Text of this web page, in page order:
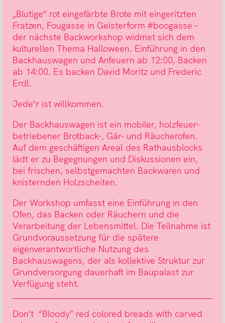
„Blutige“ rot eingefärbte Brote mit eingeritzten
Fratzen, Fougasse in Geisterform #boogasse –
der nächste Backworkshop widmet sich dem
kulturellen Thema Halloween. Einführung in den
Backhauswagen und Anfeuern ab 12:00, Backen
ab 14:00. Es backen David Moritz und Frederic
Erdl.
Jede*r ist willkommen.
Der Backhauswagen ist ein mobiler, holzfeuer-
betriebener Brotback-, Gär- und Räucherofen.
Auf dem geschäftigen Areal des Rathausblocks
lädt er zu Begegnungen und Diskussionen ein,
bei frischen, selbstgemachten Backwaren und
knisternden Holzscheiten.
Der Workshop umfasst eine Einführung in den
Ofen, das Backen oder Räuchern und die
Verarbeitung der Lebensmittel. Die Teilnahme ist
Grundvoraussetzung für die spätere
eigenverantwortliche Nutzung des
Backhauswagens, der als kollektive Struktur zur
Grundversorgung dauerhaft im Baupalast zur
Verfügung steht.
Don’t “Bloody” red colored breads with carved